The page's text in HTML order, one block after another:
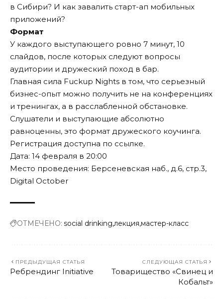
в Сибири? И как завалить старт-ап мобильных
приложений?
Формат
У каждого выступающего ровно 7 минут, 10
слайдов, после которых следуют вопросы
аудитории и дружеский поход в бар.
Главная сила Fuckup Nights в том, что серьезный
бизнес-опыт можно получить не на конференциях
и тренингах, а в расслабленной обстановке.
Слушатели и выступающие абсолютно
равноценны, это формат дружеского коучинга.
Регистрация доступна по ссылке.
Дата: 14 февраля в 20:00
Место проведения: Берсеневская наб., д.6, стр.3,
Digital October
ОТМЕЧЕНО: social drinking лекция мастер-класс
ПРЕДЫДУЩАЯ СТАТЬЯ
Ребрендинг Initiative
СЛЕДУЮЩАЯ СТАТЬЯ
Товарищество «Свинец и
Кобальт»